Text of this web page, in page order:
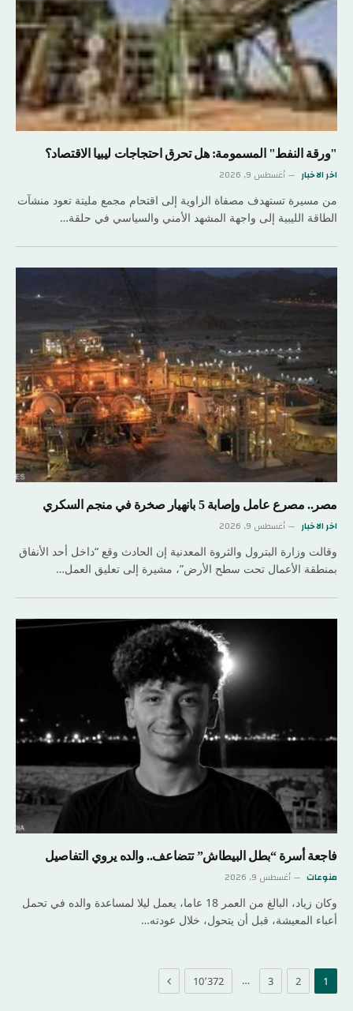
"ورقة النفط" المسمومة: هل تحرق احتجاجات ليبيا الاقتصاد؟
اخر الاخبار أغسطس 9, 2026
من مسيرة تستهدف مصفاة الزاوية إلى اقتحام مجمع مليتة تعود منشآت
الطاقة الليبية إلى واجهة المشهد الأمني والسياسي في حلقة…
مصر.. مصرع عامل وإصابة 5 بانهيار صخرة في منجم السكري
اخر الاخبار أغسطس 9, 2026
وقالت وزارة البترول والثروة المعدنية إن الحادث وقع “داخل أحد الأنفاق
بمنطقة الأعمال تحت سطح الأرض”، مشيرة إلى تعليق العمل…
فاجعة أسرة “بطل البيطاش” تتضاعف.. والده يروي التفاصيل
منوعات أغسطس 9, 2026
وكان زياد، البالغ من العمر 18 عاما، يعمل ليلا لمساعدة والده في تحمل
أعباء المعيشة، قبل أن يتحول، خلال عودته…
1
2
3
… 10٬372 التالي